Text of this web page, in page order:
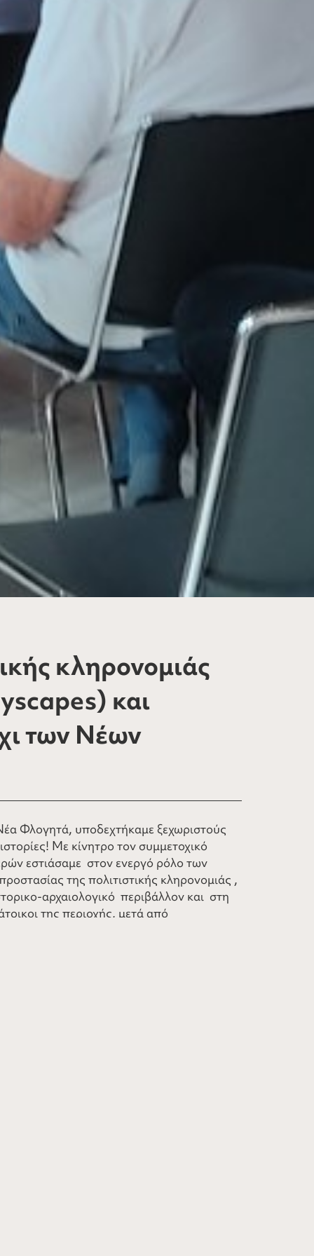
κληρονομιάς
και
των Νέων
Φλογητά, υποδεχτήκαμε ξεχωριστούς
Με κίνητρο τον συμμετοχικό
εστιάσαμε στον ενεργό ρόλο των
της πολιτιστικής κληρονομιάς ,
αρχαιολογικό περιβάλλον και στη
της περιοχής, μετά από